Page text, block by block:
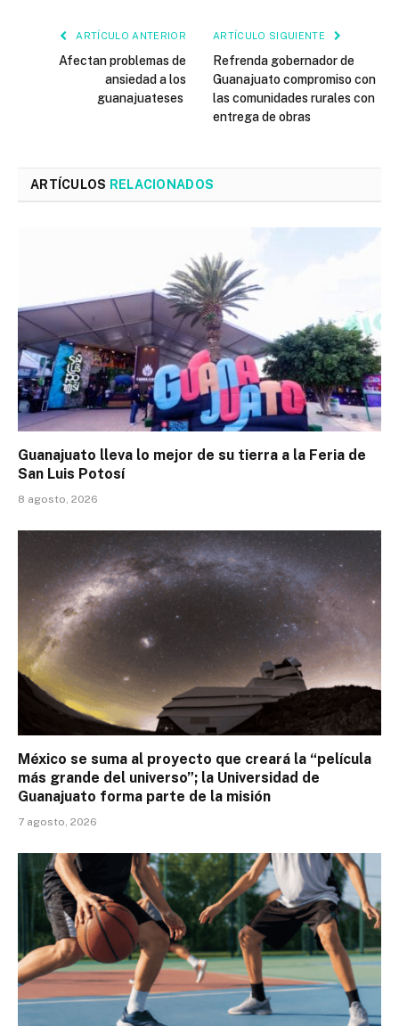
ARTÍCULO ANTERIOR
Afectan problemas de
ansiedad a los
guanajuateses
ARTÍCULO SIGUIENTE
Refrenda gobernador de
Guanajuato compromiso con
las comunidades rurales con
entrega de obras
ARTÍCULOS RELACIONADOS
Guanajuato lleva lo mejor de su tierra a la Feria de
San Luis Potosí
8 agosto, 2026
México se suma al proyecto que creará la “película
más grande del universo”; la Universidad de
Guanajuato forma parte de la misión
7 agosto, 2026